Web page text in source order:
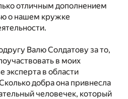
отличным дополнением
о нашем кружке
Валю Солдатову за то,
в моих
эксперта в области
добра она привнесла
человечек, который